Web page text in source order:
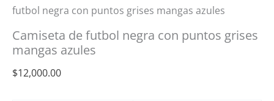
futbol negra con puntos grises mangas azules
Camiseta de futbol negra con puntos grises
mangas azules
$12,000.00